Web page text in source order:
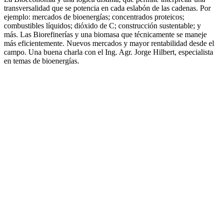
transversalidad que se potencia en cada eslabón de las cadenas. Por
ejemplo: mercados de bioenergías; concentrados proteicos;
combustibles líquidos; dióxido de C; construcción sustentable; y
más. Las Biorefinerías y una biomasa que técnicamente se maneje
más eficientemente. Nuevos mercados y mayor rentabilidad desde el
campo. Una buena charla con el Ing. Agr. Jorge Hilbert, especialista
en temas de bioenergías.